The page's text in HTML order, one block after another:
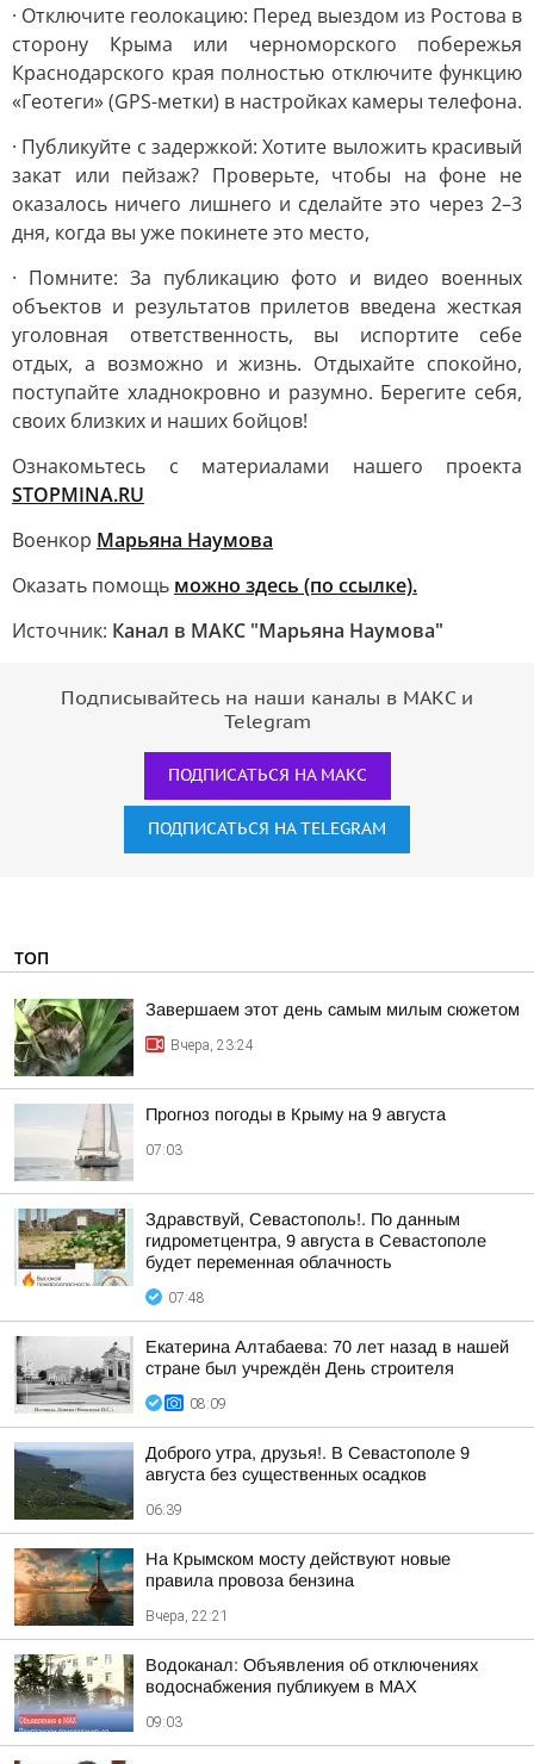
· Отключите геолокацию: Перед выездом из Ростова в
сторону Крыма или черноморского побережья
Краснодарского края полностью отключите функцию
«Геотеги» (GPS-метки) в настройках камеры телефона.
· Публикуйте с задержкой: Хотите выложить красивый
закат или пейзаж? Проверьте, чтобы на фоне не
оказалось ничего лишнего и сделайте это через 2–3
дня, когда вы уже покинете это место,
· Помните: За публикацию фото и видео военных
объектов и результатов прилетов введена жесткая
уголовная ответственность, вы испортите себе
отдых, а возможно и жизнь. Отдыхайте спокойно,
поступайте хладнокровно и разумно. Берегите себя,
своих близких и наших бойцов!
Ознакомьтесь с материалами нашего проекта
STOPMINA.RU
Военкор Марьяна Наумова
Оказать помощь можно здесь (по ссылке).
Источник: Канал в МАКС "Марьяна Наумова"
Подписывайтесь на наши каналы в МАКС и
Telegram
ПОДПИСАТЬСЯ НА МАКС
ПОДПИСАТЬСЯ НА TELEGRAM
ТОП
Завершаем этот день самым милым сюжетом
Вчера, 23:24
Прогноз погоды в Крыму на 9 августа
07:03
Здравствуй, Севастополь!. По данным
гидрометцентра, 9 августа в Севастополе
будет переменная облачность
07:48
Екатерина Алтабаева: 70 лет назад в нашей
стране был учреждён День строителя
08:09
Доброго утра, друзья!. В Севастополе 9
августа без существенных осадков
06:39
На Крымском мосту действуют новые
правила провоза бензина
Вчера, 22:21
Водоканал: Объявления об отключениях
водоснабжения публикуем в MAX
09:03